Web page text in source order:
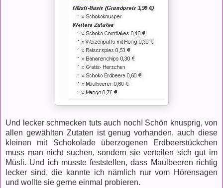
Und lecker schmecken tuts auch noch! Schön knusprig, von
allen gewählten Zutaten ist genug vorhanden, auch diese
kleinen mit Schokolade überzogenen Erdbeerstückchen
muss man nicht suchen, sondern sie verteilen sich gut im
Müsli. Und ich musste feststellen, dass Maulbeeren richtig
lecker sind, die kannte ich nämlich nur vom Hörensagen
und wollte sie gerne einmal probieren.